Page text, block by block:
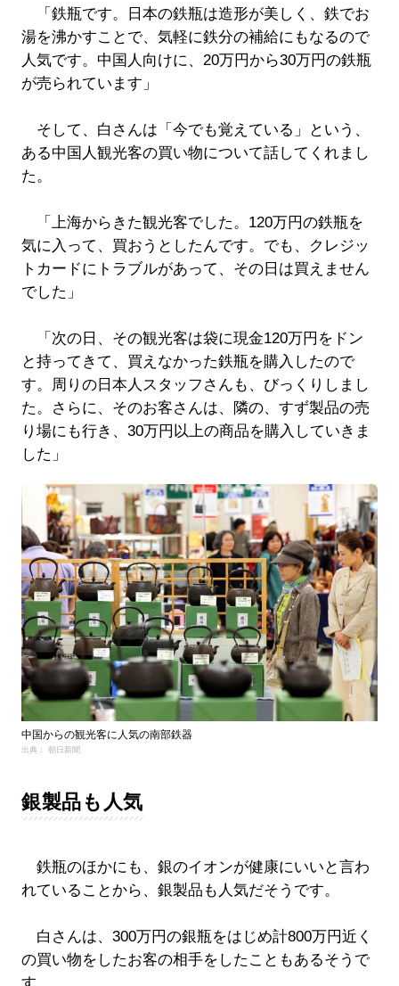
「鉄瓶です。日本の鉄瓶は造形が美しく、鉄でお
湯を沸かすことで、気軽に鉄分の補給にもなるので
人気です。中国人向けに、20万円から30万円の鉄瓶
が売られています」
そして、白さんは「今でも覚えている」という、
ある中国人観光客の買い物について話してくれまし
た。
「上海からきた観光客でした。120万円の鉄瓶を
気に入って、買おうとしたんです。でも、クレジッ
トカードにトラブルがあって、その日は買えません
でした」
「次の日、その観光客は袋に現金120万円をドン
と持ってきて、買えなかった鉄瓶を購入したので
す。周りの日本人スタッフさんも、びっくりしまし
た。さらに、そのお客さんは、隣の、すず製品の売
り場にも行き、30万円以上の商品を購入していきま
した」
中国からの観光客に人気の南部鉄器
出典： 朝日新聞
銀製品も人気
鉄瓶のほかにも、銀のイオンが健康にいいと言わ
れていることから、銀製品も人気だそうです。
白さんは、300万円の銀瓶をはじめ計800万円近く
の買い物をしたお客の相手をしたこともあるそうで